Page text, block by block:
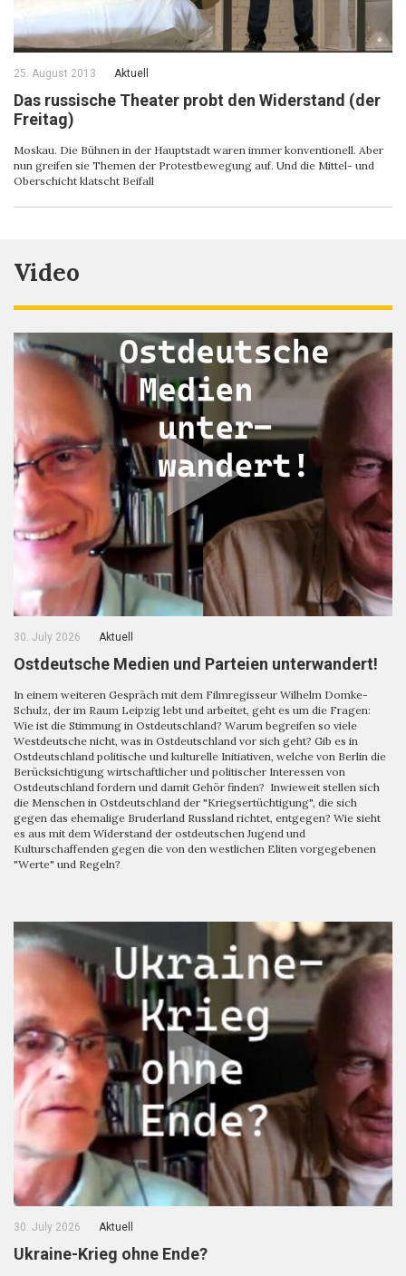
25. August 2013 Aktuell
Das russische Theater probt den Widerstand (der
Freitag)
Moskau. Die Bühnen in der Hauptstadt waren immer konventionell. Aber
nun greifen sie Themen der Protestbewegung auf. Und die Mittel- und
Oberschicht klatscht Beifall
Video
30. July 2026 Aktuell
Ostdeutsche Medien und Parteien unterwandert!
In einem weiteren Gespräch mit dem Filmregisseur Wilhelm Domke-
Schulz, der im Raum Leipzig lebt und arbeitet, geht es um die Fragen:
Wie ist die Stimmung in Ostdeutschland? Warum begreifen so viele
Westdeutsche nicht, was in Ostdeutschland vor sich geht? Gib es in
Ostdeutschland politische und kulturelle Initiativen, welche von Berlin die
Berücksichtigung wirtschaftlicher und politischer Interessen von
Ostdeutschland fordern und damit Gehör finden? Inwieweit stellen sich
die Menschen in Ostdeutschland der "Kriegsertüchtigung", die sich
gegen das ehemalige Bruderland Russland richtet, entgegen? Wie sieht
es aus mit dem Widerstand der ostdeutschen Jugend und
Kulturschaffenden gegen die von den westlichen Eliten vorgegebenen
"Werte" und Regeln?
30. July 2026 Aktuell
Ukraine-Krieg ohne Ende?